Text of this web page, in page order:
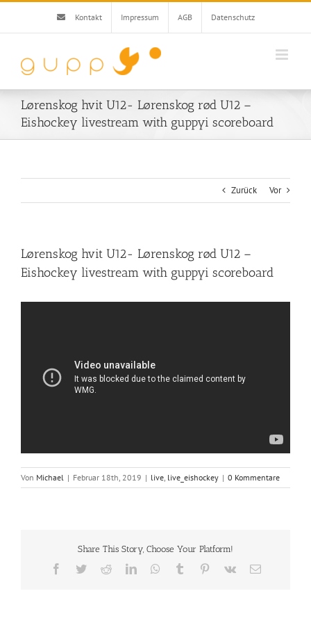
Zum
springen
Kontakt Impressum AGB Datenschutz
Lørenskog hvit U12- Lørenskog rød U12 –
Eishockey livestream with guppyi scoreboard
Zurück Vor
Lørenskog hvit U12- Lørenskog rød U12 –
Eishockey livestream with guppyi scoreboard
Von Michael | Februar 18th, 2019 | live, live_eishockey | 0 Kommentare
Share This Story, Choose Your Platform!
Facebook
TwitterRedditLinkedInWhatsApp
Tumblr Pinterest
Vk
E-